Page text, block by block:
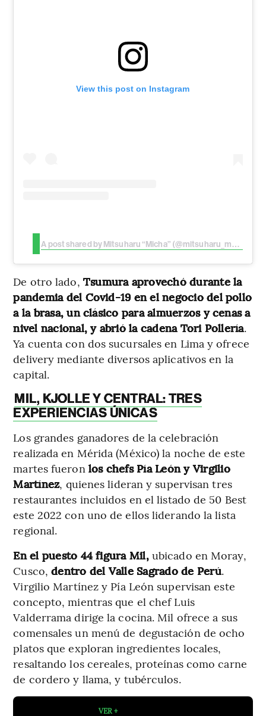
View this post on Instagram
A post shared by Mitsuharu “Micha” (@mitsuharu_maido)
De otro lado, Tsumura aprovechó durante la
pandemia del Covid-19 en el negocio del pollo
a la brasa, un clásico para almuerzos y cenas a
nivel nacional, y abrió la cadena Tori Pollería.
Ya cuenta con dos sucursales en Lima y ofrece
delivery mediante diversos aplicativos en la
capital.
MIL, KJOLLE Y CENTRAL: TRES
EXPERIENCIAS ÚNICAS
Los grandes ganadores de la celebración
realizada en Mérida (México) la noche de este
martes fueron los chefs Pía León y Virgilio
Martínez, quienes lideran y supervisan tres
restaurantes incluidos en el listado de 50 Best
este 2022 con uno de ellos liderando la lista
regional.
En el puesto 44 figura Mil,ubicado en Moray,
Cusco,dentro del Valle Sagrado de Perú.
Virgilio Martínez y Pía León supervisan este
concepto, mientras que el chef Luis
Valderrama dirige la cocina. Mil ofrece a sus
comensales un menú de degustación de ocho
platos que exploran ingredientes locales,
resaltando los cereales, proteínas como carne
de cordero y llama, y tubérculos.
VER +